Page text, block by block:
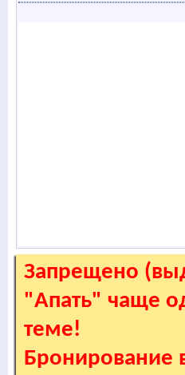
Запрещено
"Апать" чаще
теме!
Бронирование